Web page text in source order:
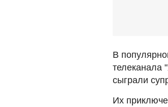
В
телеканала
сыграли
Их